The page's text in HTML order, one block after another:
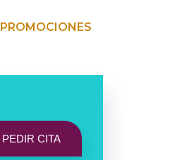
PROMOCIONES
PEDIR CITA